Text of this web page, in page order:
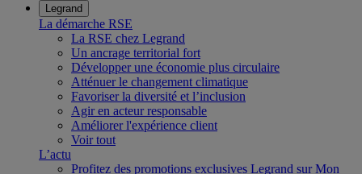
Legrand
La démarche RSE
La RSE chez Legrand
Un ancrage territorial fort
Développer une économie plus circulaire
Atténuer le changement climatique
Favoriser la diversité et l’inclusion
Agir en acteur responsable
Améliorer l'expérience client
Voir tout
L’actu
Profitez des promotions exclusives Legrand sur Mon